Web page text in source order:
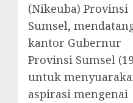
(Nikeuba) Provinsi
Sumsel,
kantor Gubernur
Provinsi Sumsel
untuk
aspirasi mengenai